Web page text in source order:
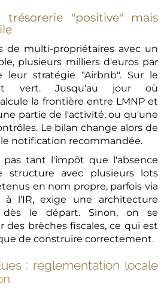
"positive" mais
de multi-propriétaires avec un
plusieurs milliers d'euros par
leur stratégie "Airbnb". Sur le
vert. Jusqu'au jour où
la frontière entre LMNP et
partie de l'activité, ou qu'une
Le bilan change alors de
notification recommandée.
pas tant l'impôt que l'absence
structure avec plusieurs lots
en nom propre, parfois via
l'IR, exige une architecture
dès le départ. Sinon, on se
des brèches fiscales, ce qui est
de construire correctement.
: réglementation locale